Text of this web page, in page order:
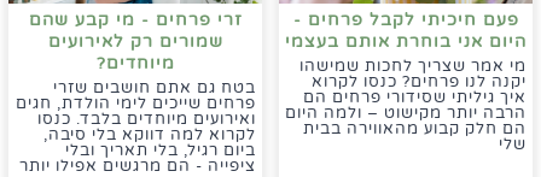
פעם חיכיתי לקבל פרחים -
היום אני בוחרת אותם בעצמי
מי אמר שצריך לחכות שמישהו
יקנה לנו פרחים? כנסו לקרוא
איך גיליתי שסידורי פרחים הם
הרבה יותר מקישוט – ולמה היום
הם חלק קבוע מהאווירה בבית
שלי
זרי פרחים - מי קבע שהם
שמורים רק לאירועים
מיוחדים?
בטח גם אתם חושבים שזרי
פרחים שייכים לימי הולדת, חגים
ואירועים מיוחדים בלבד. כנסו
לקרוא למה דווקא בלי סיבה,
ביום רגיל, בלי תאריך ובלי
ציפייה - הם מרגשים אפילו יותר